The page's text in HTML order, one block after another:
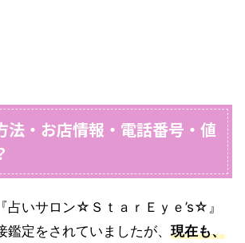
法・お店情報・電話番号・値
占いサロン☆ＳｔａｒＥｙｅ’s☆』
鑑定をされていましたが、 現在も、